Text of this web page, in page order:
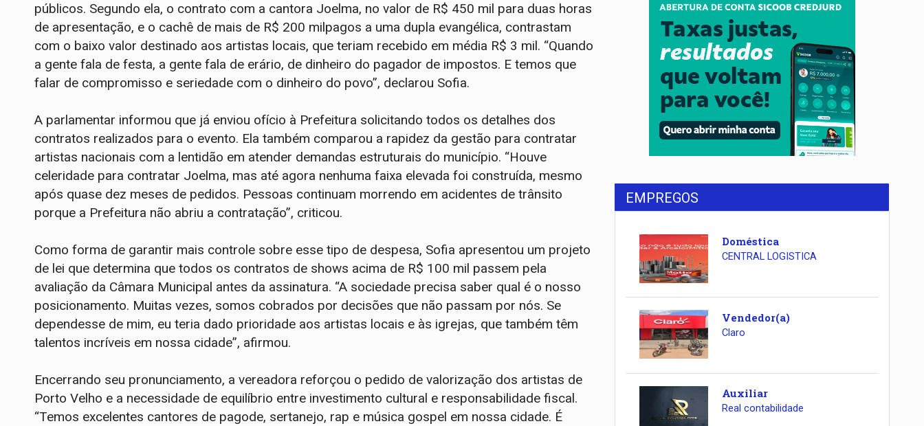
públicos. Segundo ela, o contrato com a cantora Joelma, no valor de R$ 450 mil para duas horas
de apresentação, e o cachê de mais de R$ 200 milpagos a uma dupla evangélica, contrastam
com o baixo valor destinado aos artistas locais, que teriam recebido em média R$ 3 mil. “Quando
a gente fala de festa, a gente fala de erário, de dinheiro do pagador de impostos. E temos que
falar de compromisso e seriedade com o dinheiro do povo”, declarou Sofia.
A parlamentar informou que já enviou ofício à Prefeitura solicitando todos os detalhes dos
contratos realizados para o evento. Ela também comparou a rapidez da gestão para contratar
artistas nacionais com a lentidão em atender demandas estruturais do município. “Houve
celeridade para contratar Joelma, mas até agora nenhuma faixa elevada foi construída, mesmo
após quase dez meses de pedidos. Pessoas continuam morrendo em acidentes de trânsito
porque a Prefeitura não abriu a contratação”, criticou.
Como forma de garantir mais controle sobre esse tipo de despesa, Sofia apresentou um projeto
de lei que determina que todos os contratos de shows acima de R$ 100 mil passem pela
avaliação da Câmara Municipal antes da assinatura. “A sociedade precisa saber qual é o nosso
posicionamento. Muitas vezes, somos cobrados por decisões que não passam por nós. Se
dependesse de mim, eu teria dado prioridade aos artistas locais e às igrejas, que também têm
talentos incríveis em nossa cidade”, afirmou.
Encerrando seu pronunciamento, a vereadora reforçou o pedido de valorização dos artistas de
Porto Velho e a necessidade de equilíbrio entre investimento cultural e responsabilidade fiscal.
“Temos excelentes cantores de pagode, sertanejo, rap e música gospel em nossa cidade. É
EMPREGOS
Doméstica
CENTRAL LOGISTICA
Vendedor(a)
Claro
Auxiliar
Real contabilidade